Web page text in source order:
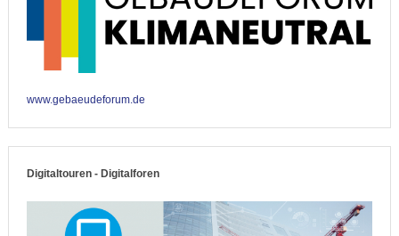
www.gebaeudeforum.de
Digitaltouren - Digitalforen